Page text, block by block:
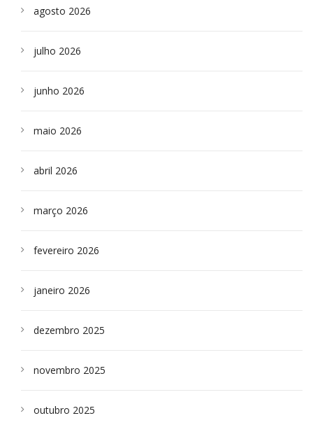
agosto 2026
julho 2026
junho 2026
maio 2026
abril 2026
março 2026
fevereiro 2026
janeiro 2026
dezembro 2025
novembro 2025
outubro 2025